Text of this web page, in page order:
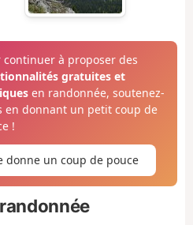
continuer à proposer des
gratuites et
en randonnée, soutenez-
en donnant un petit coup de
!
donne un coup de pouce